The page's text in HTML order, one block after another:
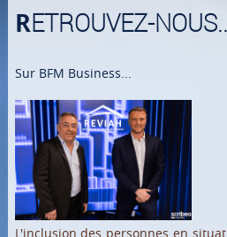
RETROUVEZ-
Sur BFM Business...
L'inclusion des personnes en